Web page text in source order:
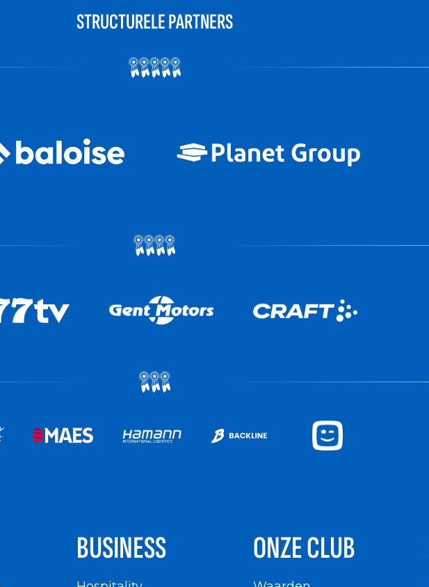
STRUCTURELE PARTNERS
BUSINESS ONZE CLUB